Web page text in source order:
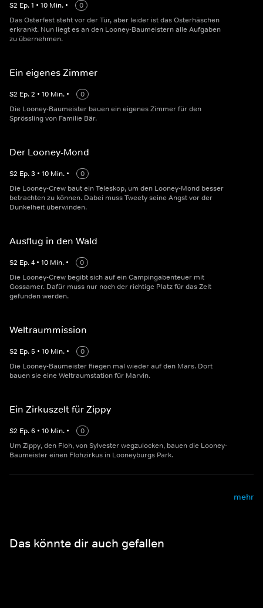
S2 Ep.1 • 10 Min. •
0
Das Osterfest steht vor der Tür, aber leider ist das Osterhäschen
erkrankt. Nun liegt es an den Looney-Baumeistern alle Aufgaben
zu übernehmen.
Ein eigenes Zimmer
S2 Ep.2 • 10 Min. •
0
Die Looney-Baumeister bauen ein eigenes Zimmer für den
Sprössling von Familie Bär.
Der Looney-Mond
S2 Ep.3 • 10 Min. •
0
Die Looney-Crew baut ein Teleskop, um den Looney-Mond besser
betrachten zu können. Dabei muss Tweety seine Angst vor der
Dunkelheit überwinden.
Ausflug in den Wald
S2 Ep.4 • 10 Min. •
0
Die Looney-Crew begibt sich auf ein Campingabenteuer mit
Gossamer. Dafür muss nur noch der richtige Platz für das Zelt
gefunden werden.
Weltraummission
S2 Ep.5 • 10 Min. •
0
Die Looney-Baumeister fliegen mal wieder auf den Mars. Dort
bauen sie eine Weltraumstation für Marvin.
Ein Zirkuszelt für Zippy
S2 Ep.6 • 10 Min. •
0
Um Zippy, den Floh, von Sylvester wegzulocken, bauen die Looney-
Baumeister einen Flohzirkus in Looneyburgs Park.
mehr
Das könnte dir auch gefallen